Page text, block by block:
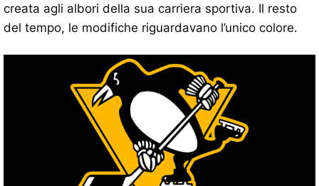
creata agli albori della sua carriera sportiva. Il resto
del tempo, le modifiche riguardavano l’unico colore.